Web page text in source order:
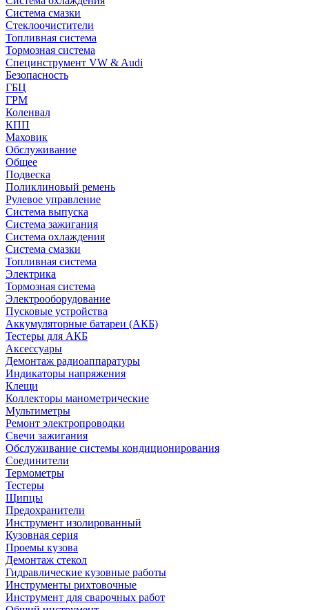
Система смазки
Стеклоочистители
Топливная система
Тормозная система
Специнструмент VW & Audi
Безопасность
ГБЦ
ГРМ
Коленвал
КПП
Маховик
Обслуживание
Общее
Подвеска
Поликлиновый ремень
Рулевое управление
Система выпуска
Система зажигания
Система охлаждения
Система смазки
Топливная система
Электрика
Тормозная система
Электрооборудование
Пусковые устройства
Аккумуляторные батареи (АКБ)
Тестеры для АКБ
Аксессуары
Демонтаж радиоаппаратуры
Индикаторы напряжения
Клещи
Коллекторы манометрические
Мультиметры
Ремонт электропроводки
Свечи зажигания
Обслуживание системы кондиционирования
Соединители
Термометры
Тестеры
Щипцы
Предохранители
Инструмент изолированный
Кузовная серия
Проемы кузова
Демонтаж стекол
Гидравлические кузовные работы
Инструменты рихтовочные
Инструмент для сварочных работ